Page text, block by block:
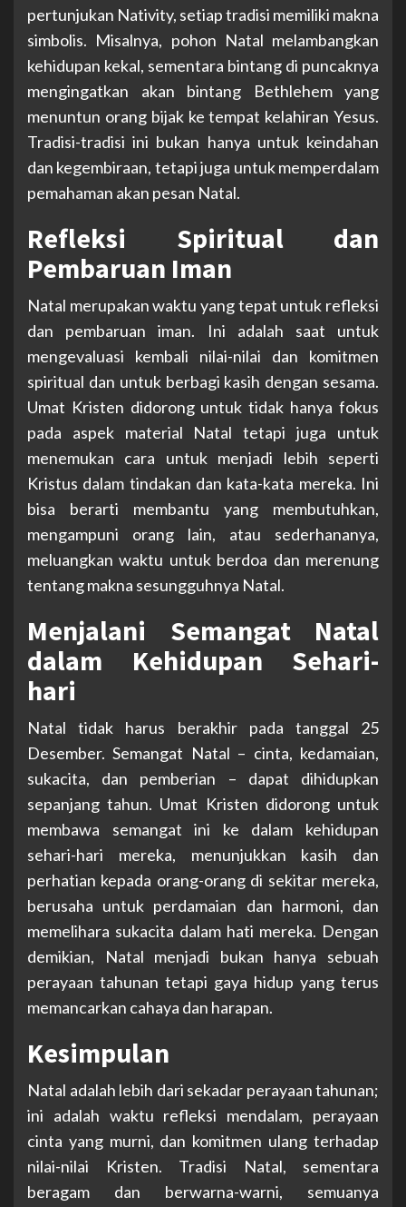
pertunjukan Nativity, setiap tradisi memiliki makna
simbolis. Misalnya, pohon Natal melambangkan
kehidupan kekal, sementara bintang di puncaknya
mengingatkan akan bintang Bethlehem yang
menuntun orang bijak ke tempat kelahiran Yesus.
Tradisi-tradisi ini bukan hanya untuk keindahan
dan kegembiraan, tetapi juga untuk memperdalam
pemahaman akan pesan Natal.
Refleksi Spiritual dan
Pembaruan Iman
Natal merupakan waktu yang tepat untuk refleksi
dan pembaruan iman. Ini adalah saat untuk
mengevaluasi kembali nilai-nilai dan komitmen
spiritual dan untuk berbagi kasih dengan sesama.
Umat Kristen didorong untuk tidak hanya fokus
pada aspek material Natal tetapi juga untuk
menemukan cara untuk menjadi lebih seperti
Kristus dalam tindakan dan kata-kata mereka. Ini
bisa berarti membantu yang membutuhkan,
mengampuni orang lain, atau sederhananya,
meluangkan waktu untuk berdoa dan merenung
tentang makna sesungguhnya Natal.
Menjalani Semangat Natal
dalam Kehidupan Sehari-
hari
Natal tidak harus berakhir pada tanggal 25
Desember. Semangat Natal – cinta, kedamaian,
sukacita, dan pemberian – dapat dihidupkan
sepanjang tahun. Umat Kristen didorong untuk
membawa semangat ini ke dalam kehidupan
sehari-hari mereka, menunjukkan kasih dan
perhatian kepada orang-orang di sekitar mereka,
berusaha untuk perdamaian dan harmoni, dan
memelihara sukacita dalam hati mereka. Dengan
demikian, Natal menjadi bukan hanya sebuah
perayaan tahunan tetapi gaya hidup yang terus
memancarkan cahaya dan harapan.
Kesimpulan
Natal adalah lebih dari sekadar perayaan tahunan;
ini adalah waktu refleksi mendalam, perayaan
cinta yang murni, dan komitmen ulang terhadap
nilai-nilai Kristen. Tradisi Natal, sementara
beragam dan berwarna-warni, semuanya